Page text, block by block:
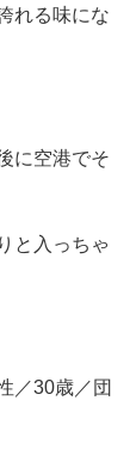
れる味にな
に空港でそ
と入っちゃ
／30歳／団